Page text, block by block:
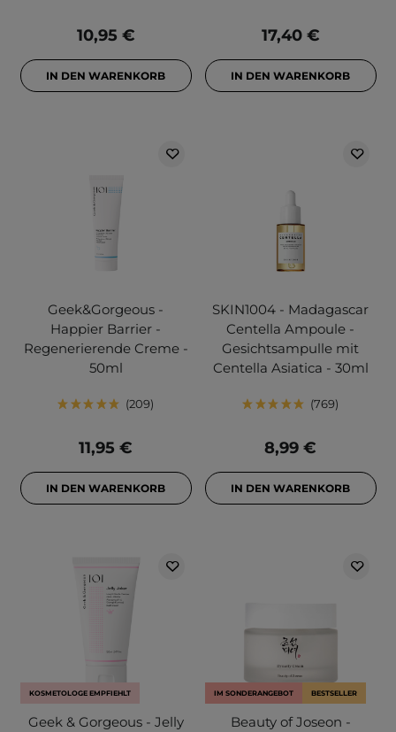
10,95 €
IN DEN WARENKORB
17,40 €
IN DEN WARENKORB
Geek&Gorgeous -
Happier Barrier -
Regenerierende Creme -
50ml
209
11,95 €
IN DEN WARENKORB
SKIN1004 - Madagascar
Centella Ampoule -
Gesichtsampulle mit
Centella Asiatica - 30ml
769
8,99 €
IN DEN WARENKORB
KOSMETOLOGE EMPFIEHLT
Geek & Gorgeous - Jelly
IM SONDERANGEBOT BESTSELLER
Beauty of Joseon -